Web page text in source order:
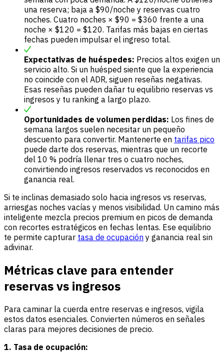
una reserva; baja a $90/noche y reservas cuatro
noches. Cuatro noches × $90 = $360 frente a una
noche × $120 = $120. Tarifas más bajas en ciertas
fechas pueden impulsar el ingreso total.
Expectativas de huéspedes: Precios altos exigen un
servicio alto. Si un huésped siente que la experiencia
no coincide con el ADR, siguen reseñas negativas.
Esas reseñas pueden dañar tu equilibrio reservas vs
ingresos y tu ranking a largo plazo.
Oportunidades de volumen perdidas: Los fines de
semana largos suelen necesitar un pequeño
descuento para convertir. Mantenerte en tarifas pico
puede darte dos reservas, mientras que un recorte
del 10 % podría llenar tres o cuatro noches,
convirtiendo ingresos reservados vs reconocidos en
ganancia real.
Si te inclinas demasiado solo hacia ingresos vs reservas,
arriesgas noches vacías y menos visibilidad. Un camino más
inteligente mezcla precios premium en picos de demanda
con recortes estratégicos en fechas lentas. Ese equilibrio
te permite capturar tasa de ocupación y ganancia real sin
adivinar.
Métricas clave para entender
reservas vs ingresos
Para caminar la cuerda entre reservas e ingresos, vigila
estos datos esenciales. Convierten números en señales
claras para mejores decisiones de precio.
1. Tasa de ocupación: